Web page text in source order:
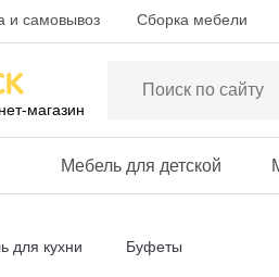
и самовывоз Сборка мебели
магазин
Мебель для детской
для кухни Буфеты